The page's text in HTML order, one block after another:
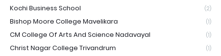
Kochi Business School (2)
Bishop Moore College Mavelikara (1)
CM College Of Arts And Science Nadavayal (1)
Christ Nagar College Trivandrum (1)